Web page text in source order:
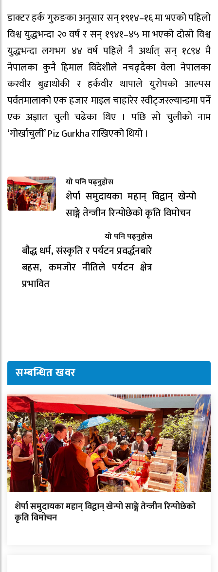
डाक्टर हर्क गुरुङका अनुसार सन् १९१४–१६ मा भएको पहिलो
विश्व युद्धभन्दा २० वर्ष र सन् १९४१–४५ मा भएको दोस्रो विश्व
युद्धभन्दा लगभग ४४ वर्ष पहिले नै अर्थात् सन् १८९४ मै
नेपालका कुनै हिमाल विदेशीले नचढ्दैका वेला नेपालका
करवीर बुढाथोकी र हर्कवीर थापाले युरोपको आल्पस
पर्वतमालाको एक हजार माइल चाहारेर स्वीट्जरल्यान्डमा पर्ने
एक अज्ञात चुली चढेका थिए । पछि सो चुलीको नाम
‘गोर्खाचुली’ Piz Gurkha राखिएको थियो ।
यो पनि पढ्नुहोस
शेर्पा समुदायका महान् विद्वान् खेन्पो
साङ्गे तेन्जीन रिन्पोछेको कृति विमोचन
यो पनि पढ्नुहोस
बौद्ध धर्म, संस्कृति र पर्यटन प्रवर्द्धनबारे
बहस, कमजोर नीतिले पर्यटन क्षेत्र
प्रभावित
सम्बन्धित खवर
शेर्पा समुदायका महान् विद्वान् खेन्पो साङ्गे तेन्जीन रिन्पोछेको
कृति विमोचन